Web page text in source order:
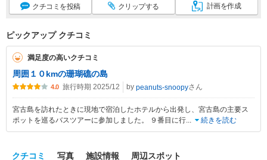
クチコミ を投稿 クリップする 計画を作成
ピックアップ クチコミ
満足度の高いクチコミ
周囲１０kmの珊瑚礁の島
4.0 旅行時期 2025/12 by peanuts-snoopyさん
宮古島を訪れたときに現地で宿泊したホテルから出発し、宮古島の主要ス
ポットを巡るバスツアーに参加しました。 ９番目に行... 続きを読む
クチコミ 写真 施設情報 周辺スポット